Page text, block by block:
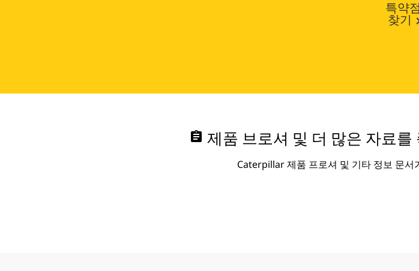
특약점
찾기
assignment 제품 브로셔 및 더 많은 자료
Caterpillar 제품 프로셔 및 기타 정보 문서